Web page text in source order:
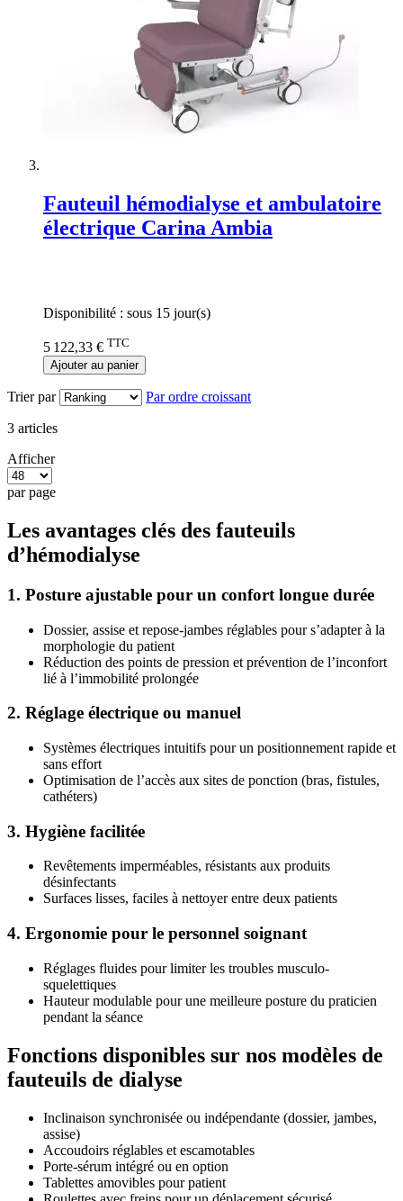
Fauteuil hémodialyse et ambulatoire
électrique Carina Ambia
Disponibilité : sous 15 jour(s)
5 122,33 € TTC
Ajouter au panier
Trier par Par ordre croissant
3 articles
Afficher
par page
Les avantages clés des fauteuils
d’hémodialyse
1. Posture ajustable pour un confort longue durée
Dossier, assise et repose-jambes réglables pour s’adapter à la
morphologie du patient
Réduction des points de pression et prévention de l’inconfort
lié à l’immobilité prolongée
2. Réglage électrique ou manuel
Systèmes électriques intuitifs pour un positionnement rapide et
sans effort
Optimisation de l’accès aux sites de ponction (bras, fistules,
cathéters)
3. Hygiène facilitée
Revêtements imperméables, résistants aux produits
désinfectants
Surfaces lisses, faciles à nettoyer entre deux patients
4. Ergonomie pour le personnel soignant
Réglages fluides pour limiter les troubles musculo-
squelettiques
Hauteur modulable pour une meilleure posture du praticien
pendant la séance
Fonctions disponibles sur nos modèles de
fauteuils de dialyse
Inclinaison synchronisée ou indépendante (dossier, jambes,
assise)
Accoudoirs réglables et escamotables
Porte-sérum intégré ou en option
Tablettes amovibles pour patient